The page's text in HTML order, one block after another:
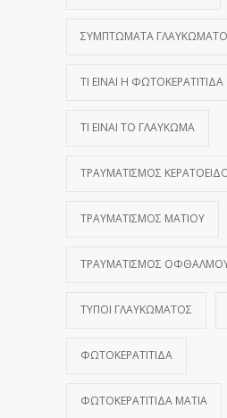
ΣΥΜΠΤΏΜΑΤΑ
ΤΙ ΕΊΝΑΙ Η ΦΩΤΟΚΕΡΑΤΊΤΙΔΑ
ΤΙ ΕΊΝΑΙ ΤΟ ΓΛΑΎΚΩΜΑ
ΤΡΑΥΜΑΤΙΣΜΌΣ
ΤΡΑΥΜΑΤΙΣΜΌΣ ΜΑΤΙΟΎ
ΤΡΑΥΜΑΤΙΣΜΌΣ
ΤΎΠΟΙ ΓΛΑΥΚΏΜΑΤΟΣ
ΦΩΤΟΚΕΡΑΤΊΤΙΔΑ
ΦΩΤΟΚΕΡΑΤΊΤΙΔΑ ΜΆΤΙΑ